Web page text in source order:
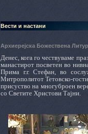
Вести и настани
Архиерејска Божествена
Денес, кога го чествуваме
манастирот посветен во
Прима г.г. Стефан, во
Митрополитот Тетовско-
присуство на многуброен
со Светите Христови Тајни.